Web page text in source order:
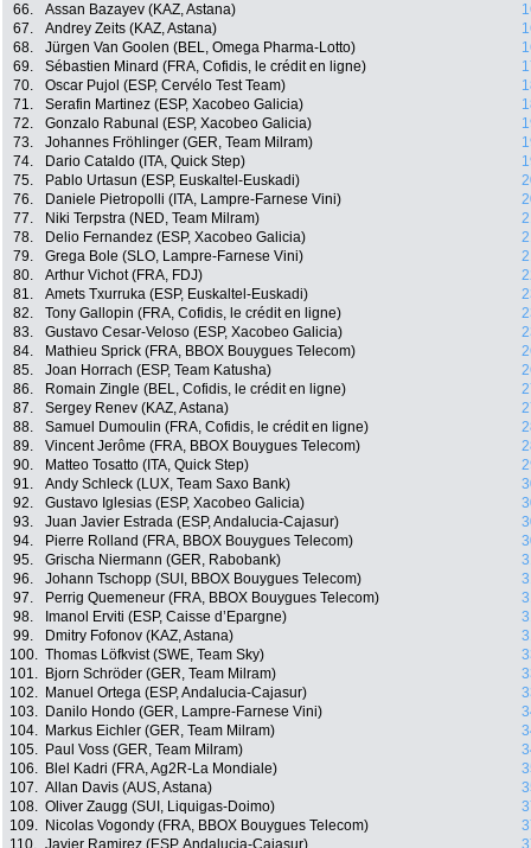
66.
Assan Bazayev (KAZ, Astana)
67.
Andrey Zeits (KAZ, Astana)
68.
Jürgen Van Goolen (BEL, Omega Pharma-Lotto)
69.
Sébastien Minard (FRA, Cofidis, le crédit en ligne)
70.
Oscar Pujol (ESP, Cervélo Test Team)
71.
Serafin Martinez (ESP, Xacobeo Galicia)
72.
Gonzalo Rabunal (ESP, Xacobeo Galicia)
73.
Johannes Fröhlinger (GER, Team Milram)
74.
Dario Cataldo (ITA, Quick Step)
75.
Pablo Urtasun (ESP, Euskaltel-Euskadi)
76.
Daniele Pietropolli (ITA, Lampre-Farnese Vini)
77.
Niki Terpstra (NED, Team Milram)
78.
Delio Fernandez (ESP, Xacobeo Galicia)
79.
Grega Bole (SLO, Lampre-Farnese Vini)
80.
Arthur Vichot (FRA, FDJ)
81.
Amets Txurruka (ESP, Euskaltel-Euskadi)
82.
Tony Gallopin (FRA, Cofidis, le crédit en ligne)
83.
Gustavo Cesar-Veloso (ESP, Xacobeo Galicia)
84.
Mathieu Sprick (FRA, BBOX Bouygues Telecom)
85.
Joan Horrach (ESP, Team Katusha)
86.
Romain Zingle (BEL, Cofidis, le crédit en ligne)
87.
Sergey Renev (KAZ, Astana)
88.
Samuel Dumoulin (FRA, Cofidis, le crédit en ligne)
89.
Vincent Jerôme (FRA, BBOX Bouygues Telecom)
90.
Matteo Tosatto (ITA, Quick Step)
91.
Andy Schleck (LUX, Team Saxo Bank)
92.
Gustavo Iglesias (ESP, Xacobeo Galicia)
93.
Juan Javier Estrada (ESP, Andalucia-Cajasur)
94.
Pierre Rolland (FRA, BBOX Bouygues Telecom)
95.
Grischa Niermann (GER, Rabobank)
96.
Johann Tschopp (SUI, BBOX Bouygues Telecom)
97.
Perrig Quemeneur (FRA, BBOX Bouygues Telecom)
98.
Imanol Erviti (ESP, Caisse d’Epargne)
99.
Dmitry Fofonov (KAZ, Astana)
100. Thomas Löfkvist (SWE, Team Sky)
101.
Bjorn Schröder (GER, Team Milram)
102.
Manuel Ortega (ESP, Andalucia-Cajasur)
103.
Danilo Hondo (GER, Lampre-Farnese Vini)
104.
Markus Eichler (GER, Team Milram)
105.
Paul Voss (GER, Team Milram)
106.
Blel Kadri (FRA, Ag2R-La Mondiale)
107. Allan Davis (AUS, Astana)
108. Oliver Zaugg (SUI, Liquigas-Doimo)
109.
Nicolas Vogondy (FRA, BBOX Bouygues Telecom)